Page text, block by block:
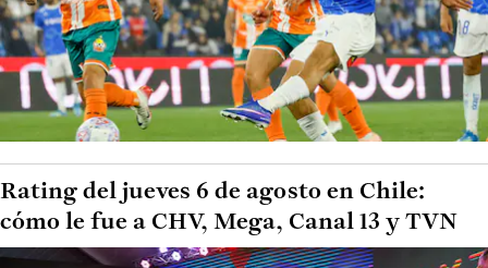
Rating del jueves 6 de agosto en Chile:
cómo le fue a CHV, Mega, Canal 13 y TVN